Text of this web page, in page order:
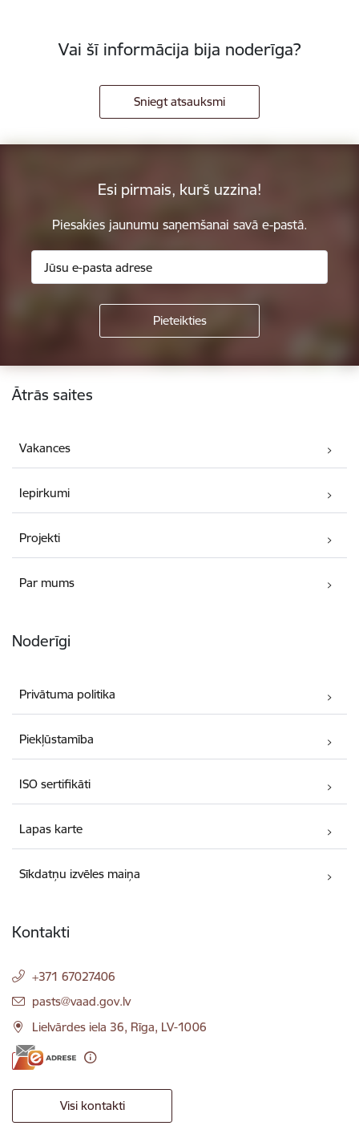
Vai šī informācija bija noderīga?
Sniegt atsauksmi
Esi pirmais, kurš uzzina!
Piesakies jaunumu saņemšanai savā e-pastā.
Kājene
Ātrās saites
Vakances
Iepirkumi
Projekti
Par mums
Noderīgi
Privātuma politika
Piekļūstamība
ISO sertifikāti
Lapas karte
Sīkdatņu izvēles maiņa
Kontakti
+371 67027406
E-pasts:
pasts@vaad.gov.lv
Lielvārdes iela 36, Rīga, LV-1006
Visi kontakti